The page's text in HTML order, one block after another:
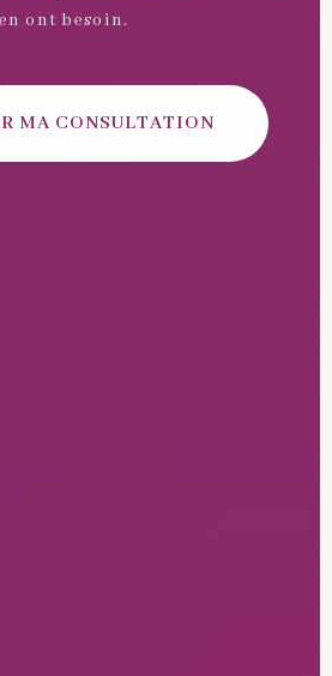
en ont besoin.
MA CONSULTATION